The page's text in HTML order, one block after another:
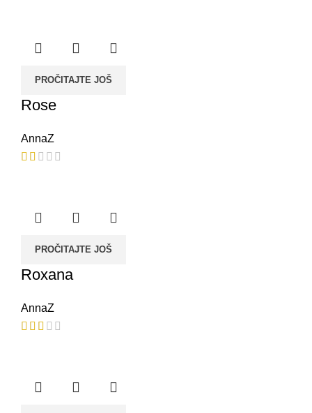
PROČITAJTE JOŠ
Rose
AnnaZ
PROČITAJTE JOŠ
Roxana
AnnaZ